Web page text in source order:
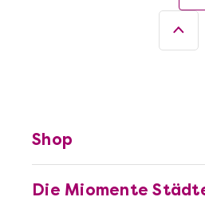
Die Miomente
Shop